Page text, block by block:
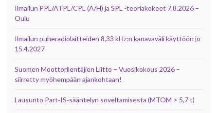
Ilmailun PPL/ATPL/CPL (A/H) ja SPL -teoriakokeet 7.8.2026 –
Oulu
Ilmailun puheradiolaitteiden 8,33 kHz:n kanavaväli käyttöön jo
15.4.2027
Suomen Moottorilentäjien Liitto – Vuosikokous 2026 –
siirretty myöhempään ajankohtaan!
Lausunto Part‑IS‑sääntelyn soveltamisesta (MTOM > 5,7 t)